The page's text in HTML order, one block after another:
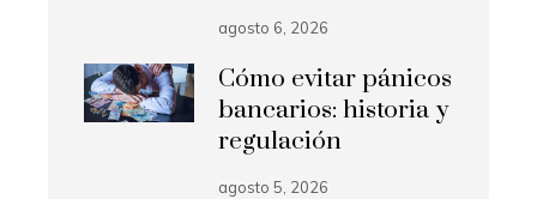
agosto 6, 2026
Cómo evitar pánicos
bancarios: historia y
regulación
agosto 5, 2026